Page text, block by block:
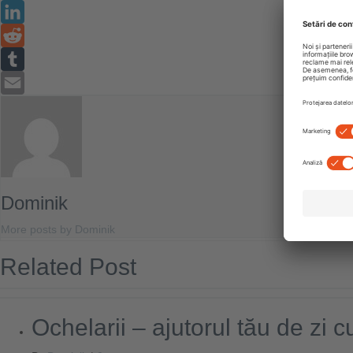
Twitter
LinkedIn
Reddit
Tumblr
Dominik
More posts by Dominik
Related Post
Ochelarii – ajutorul tău de zi